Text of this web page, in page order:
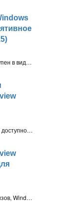
Windows 10 build 14393.3 доступен в виде кумулятивного обновления, выпущенного для участников программы Windows Insider с приоритетом обновления Ранний доступ (fast ring)
Компания Microsoft сообщает о доступности очередной сборки Windows 10, предназначенной для участников программы предварительного тестирования с приоритетом получения обновлений fast ring
В отличие от предыдущих релизов, Windows 10 build 14390 включает не только исправления ошибок и улучшения стабильности, но и функциональное улучшение - новое расширение для веб-браузера Microsoft Edge